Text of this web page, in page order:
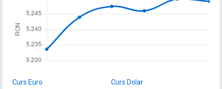
Curs Euro
Curs Dolar